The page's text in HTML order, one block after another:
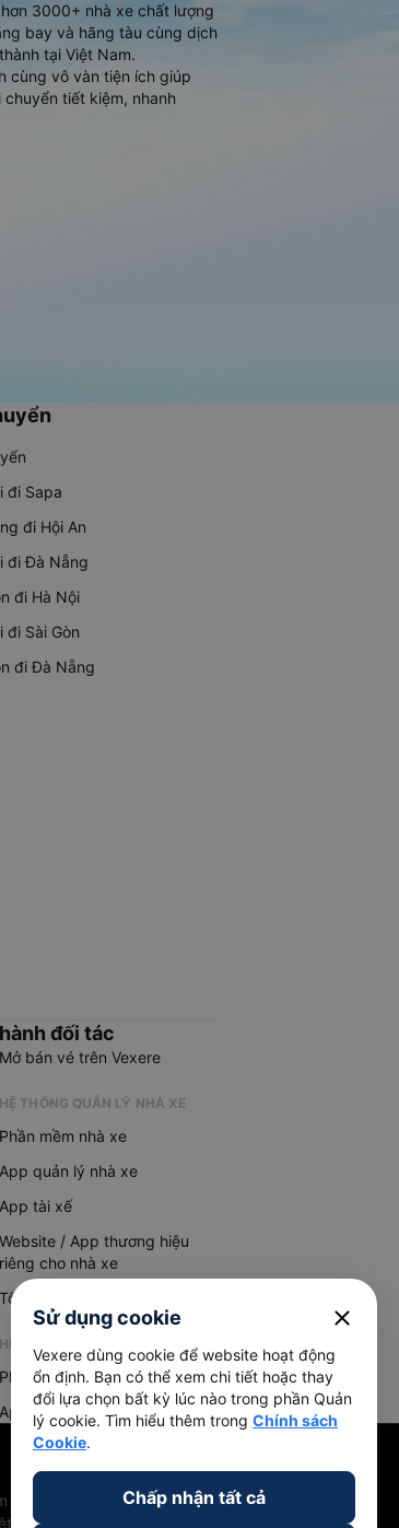
3000+ nhà xe chất lượng
bay và hãng tàu cùng dịch
tại Việt Nam.
cùng vô vàn tiện ích giúp
chuyển tiết kiệm, nhanh
đi Sapa
đi Hội An
đi Đà Nẵng
đi Hà Nội
đi Sài Gòn
đi Đà Nẵng
đối tác
Mở bán vé trên Vexere
HỆ THỐNG QUẢN LÝ NHÀ XE
Phần mềm nhà xe
App quản lý nhà xe
App tài xế
Website / App thương hiệu
riêng cho nhà xe
Tổng đài AI
HỆ THỐNG QUẢN LÝ HÀNG HOÁ
Phần mềm quản lý hàng hoá
App quản lý hàng hoá
Nam
Sử dụng cookie close
Vexere dùng cookie để website hoạt động
ổn định. Bạn có thể xem chi tiết hoặc thay
đổi lựa chọn bất kỳ lúc nào trong phần Quản
lý cookie. Tìm hiểu thêm trong Chính sách
Cookie.
Chấp nhận tất cả